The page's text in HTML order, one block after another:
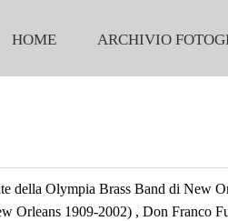
HOME ARCHIVIO
della Olympia Brass Band di New
Orleans 1909-2002) , Don Franco